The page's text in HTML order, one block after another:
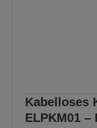
Kabelloses
ELPKM01